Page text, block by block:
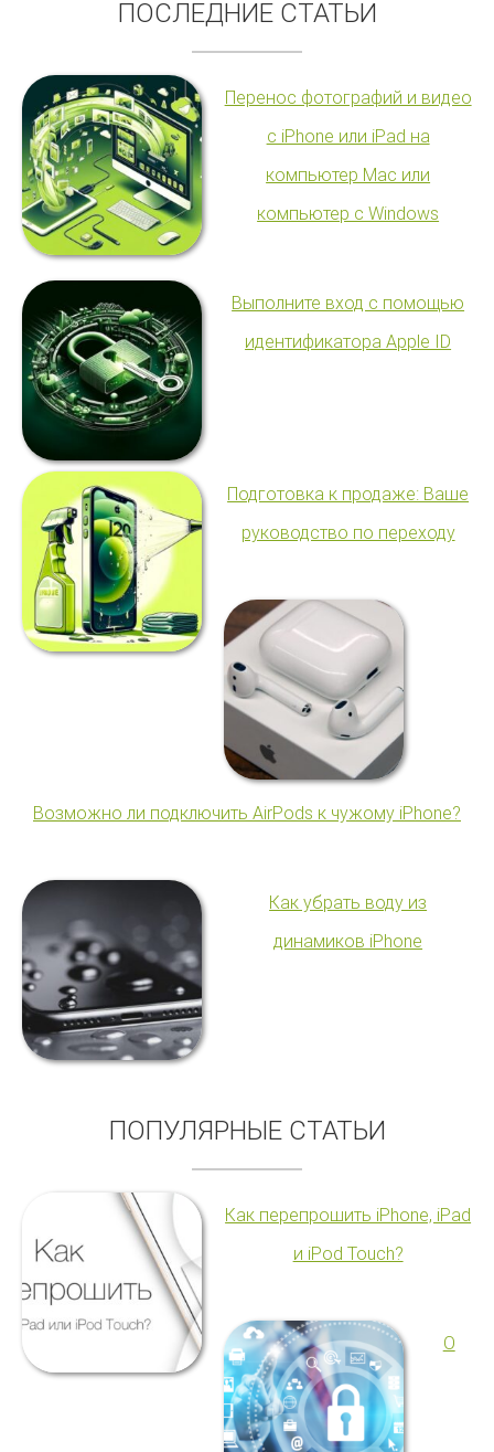
ПОСЛЕДНИЕ СТАТЬИ
Перенос фотографий и видео
с iPhone или iPad на
компьютер Mac или
компьютер с Windows
Выполните вход с помощью
идентификатора Apple ID
Подготовка к продаже: Ваше
руководство по переходу
Возможно ли подключить AirPods к чужому iPhone?
Как убрать воду из
динамиков iPhone
ПОПУЛЯРНЫЕ СТАТЬИ
Как перепрошить iPhone, iPad
и iPod Touch?
О